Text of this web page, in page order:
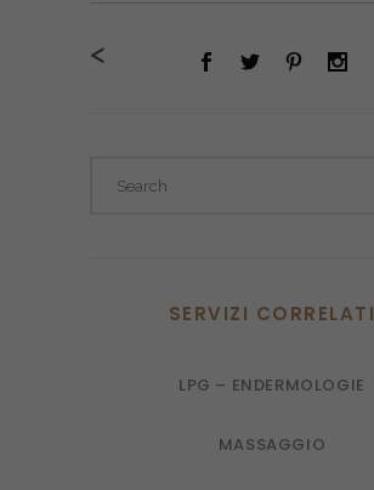
<
SERVIZI CORRELATI
LPG – ENDERMOLOGIE
MASSAGGIO